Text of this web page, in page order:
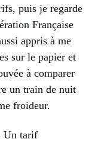
puis je regarde
Française
appris à me
sur le papier et
à comparer
un train de nuit
froideur.
Un tarif